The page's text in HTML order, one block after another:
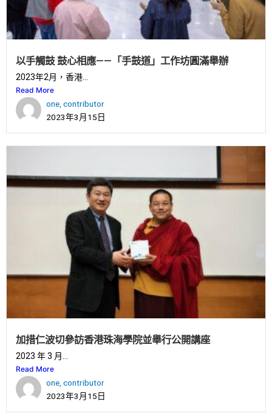
以手觸鼓 鼓心相應——「手鼓道」工作坊圓滿舉辦
2023年2月，香港...
Read More
one, contributor
2023年3月15日
加措仁波切參訪香港珠海學院並舉行公開講座
2023 年 3 月...
Read More
one, contributor
2023年3月15日